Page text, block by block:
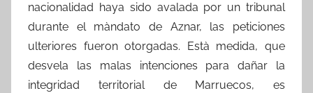
nacionalidad haya sido avalada por un tribunal
durante el màndato de Aznar, las peticiones
ulteriores fueron otorgadas. Està medida, que
desvela las malas intenciones para dañar la
integridad territorial de Marruecos, es